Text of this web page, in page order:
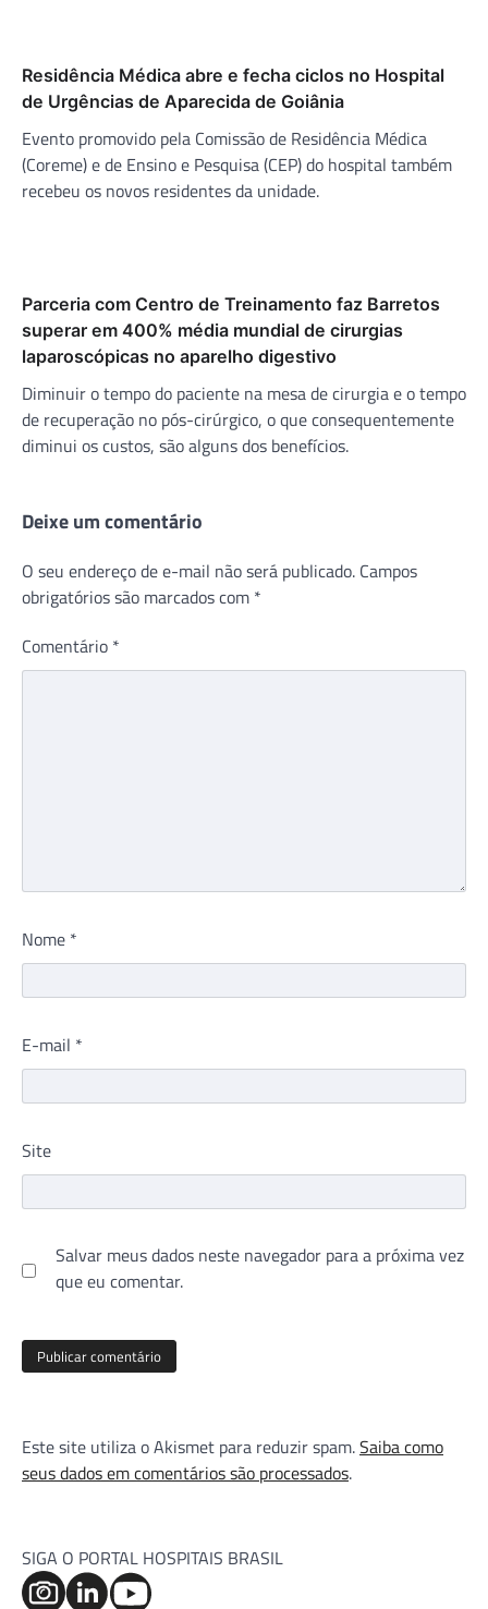
Residência Médica abre e fecha ciclos no Hospital
de Urgências de Aparecida de Goiânia
Evento promovido pela Comissão de Residência Médica
(Coreme) e de Ensino e Pesquisa (CEP) do hospital também
recebeu os novos residentes da unidade.
Parceria com Centro de Treinamento faz Barretos
superar em 400% média mundial de cirurgias
laparoscópicas no aparelho digestivo
Diminuir o tempo do paciente na mesa de cirurgia e o tempo
de recuperação no pós-cirúrgico, o que consequentemente
diminui os custos, são alguns dos benefícios.
Deixe um comentário
O seu endereço de e-mail não será publicado. Campos
obrigatórios são marcados com *
Comentário *
Nome *
E-mail *
Site
Salvar meus dados neste navegador para a próxima vez
que eu comentar.
Este site utiliza o Akismet para reduzir spam.Saiba como
seus dados em comentários são processados.
SIGA O PORTAL HOSPITAIS BRASIL